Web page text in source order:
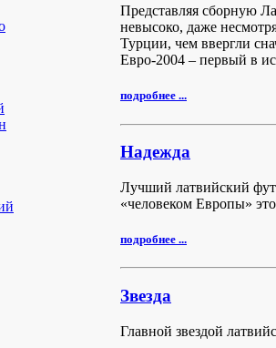
Представляя сборную
невысоко, даже
Турции, чем ввергли
Евро-2004 – первый в
подробнее ...
Надежда
Лучший латвийский
«человеком Европы»
подробнее ...
Звезда
Главной звездой